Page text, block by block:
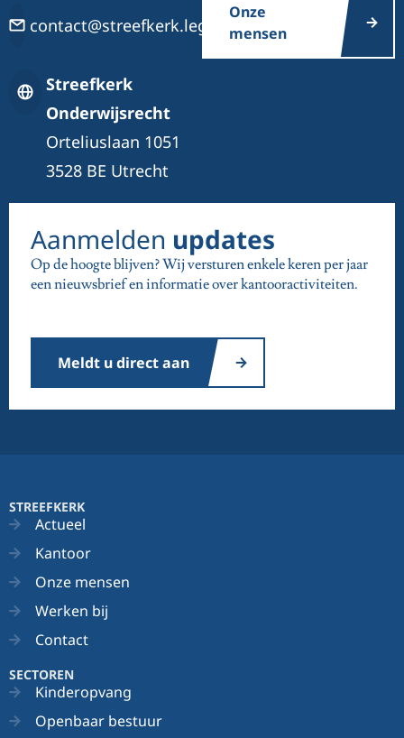
contact@streefkerk.legal
Streefkerk
Onderwijsrecht
Orteliuslaan 1051
3528 BE Utrecht
Onze
mensen
Aanmelden updates
Op de hoogte blijven? Wij versturen enkele keren per jaar
een nieuwsbrief en informatie over kantooractiviteiten.
Meldt u direct aan
STREEFKERK
Actueel
Kantoor
Onze mensen
Werken bij
Contact
SECTOREN
Kinderopvang
Openbaar bestuur